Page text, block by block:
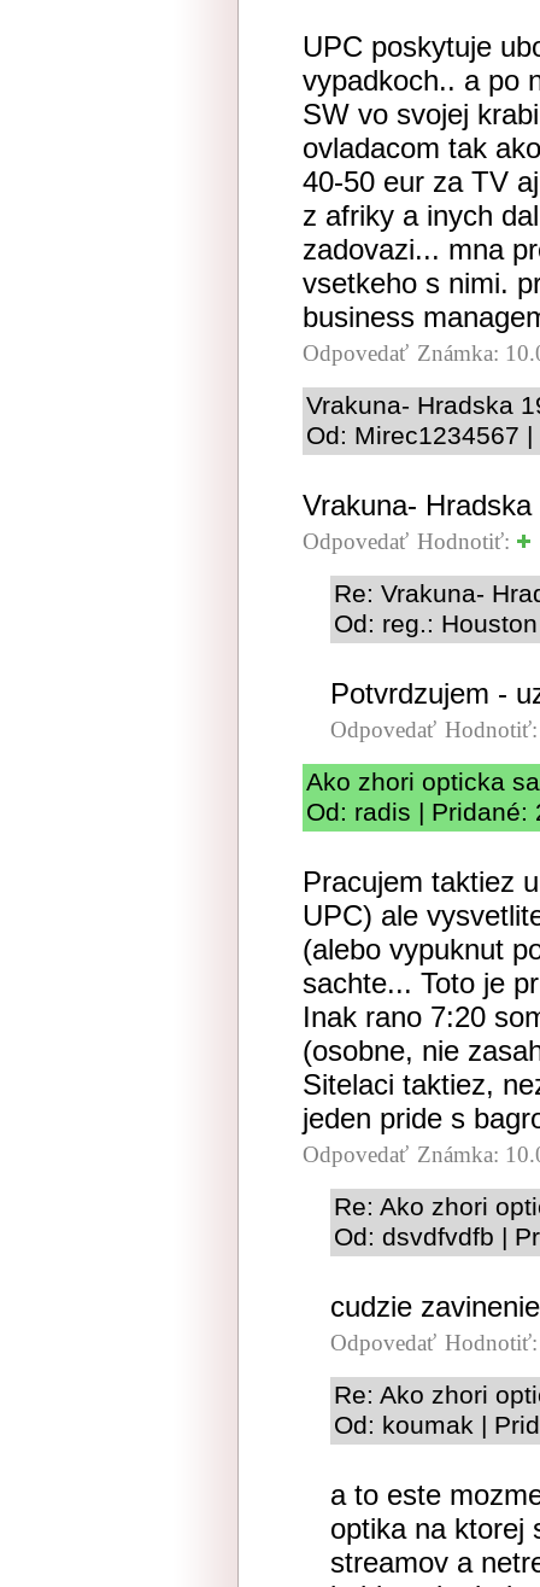
UPC poskytuje
vypadkoch.. a po
SW vo svojej
ovladacom tak
40-50 eur za TV
z afriky a inych
zadovazi... mna
vsetkeho s nimi.
business
Odpovedať Známka:
Vrakuna- Hradska
Od: Mirec1234567
Vrakuna-
Odpovedať Hodnotiť:
Re: Vrakuna-
Od: reg.:
Potvrdzujem -
Odpovedať
Ako zhori opticka
Od: radis | Pridané:
Pracujem taktiez
UPC) ale
(alebo vypuknut
sachte... Toto je
Inak rano 7:20
(osobne, nie
Sitelaci taktiez,
jeden pride s
Odpovedať Známka:
Re: Ako zhori
Od: dsvdfvdfb |
cudzie zavinenie
Odpovedať
Re: Ako zhori
Od: koumak |
a to este
optika na ktorej
streamov a